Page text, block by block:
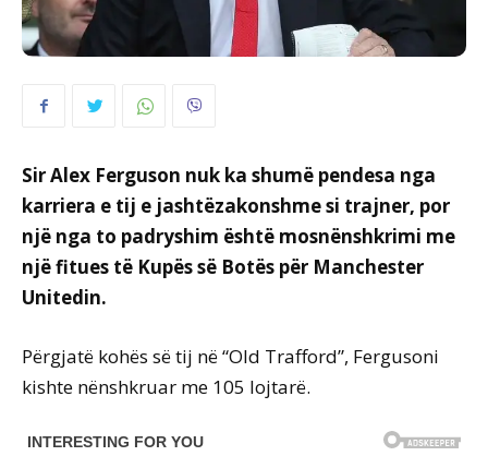
Sir Alex Ferguson nuk ka shumë pendesa nga
karriera e tij e jashtëzakonshme si trajner, por
një nga to padryshim është mosnënshkrimi me
një fitues të Kupës së Botës për Manchester
Unitedin.
Përgjatë kohës së tij në “Old Trafford”, Fergusoni
kishte nënshkruar me 105 lojtarë.